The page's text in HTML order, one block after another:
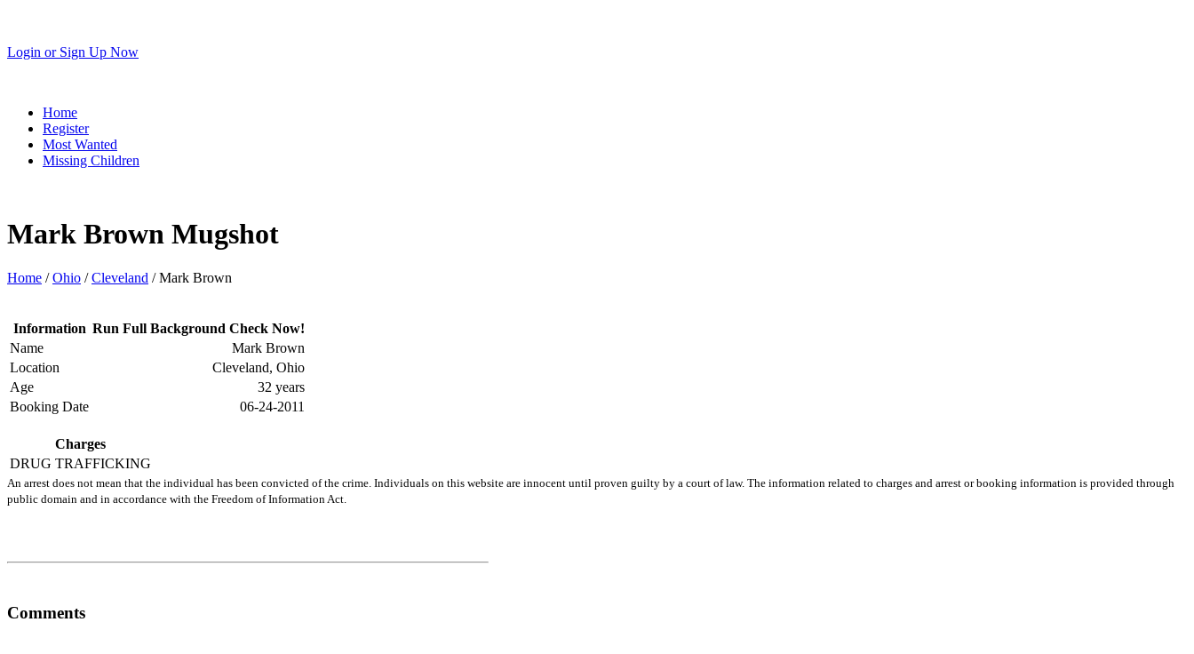
Login or Sign Up Now
Home
Register
Most Wanted
Missing Children
Mark Brown Mugshot
Home /Ohio /Cleveland / Mark Brown
Information Run Full Background Check Now!
Name
Mark Brown
Location
Cleveland, Ohio
Age
32 years
Booking Date
06-24-2011
Charges
DRUG TRAFFICKING
An arrest does not mean that the individual has been convicted of the crime. Individuals on this website are innocent until proven guilty by a court of law. The information related to charges and arrest or booking information is provided through
public domain and in accordance with the Freedom of Information Act.
Comments